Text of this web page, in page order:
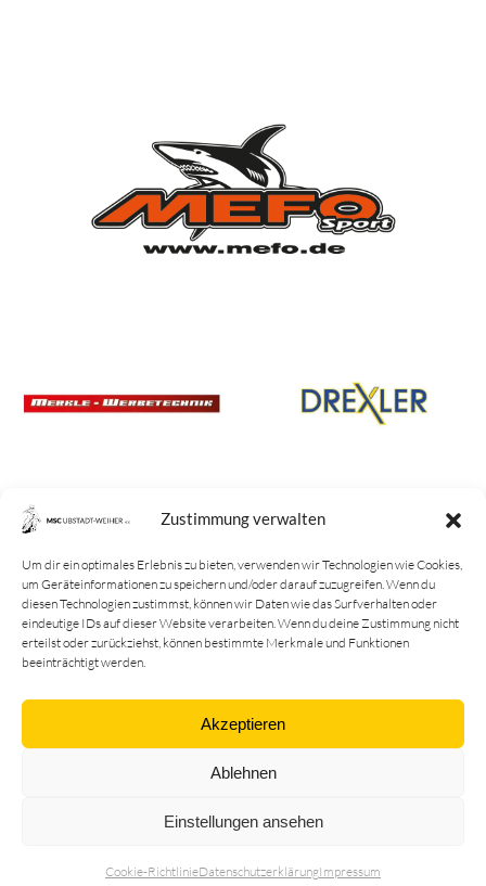
Zustimmung verwalten
Um dir ein optimales Erlebnis zu bieten, verwenden wir Technologien wie Cookies,
um Geräteinformationen zu speichern und/oder darauf zuzugreifen. Wenn du
diesen Technologien zustimmst, können wir Daten wie das Surfverhalten oder
eindeutige IDs auf dieser Website verarbeiten. Wenn du deine Zustimmung nicht
erteilst oder zurückziehst, können bestimmte Merkmale und Funktionen
beeinträchtigt werden.
Akzeptieren
Ablehnen
Einstellungen ansehen
Cookie-RichtlinieDatenschutz­erklärungImpressum